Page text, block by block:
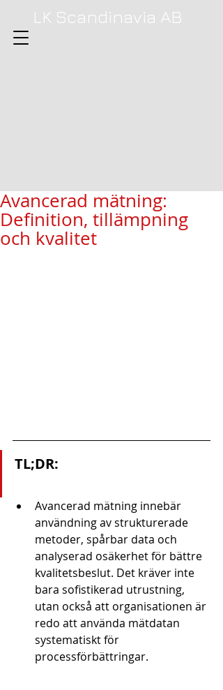
LK Scandinavia AB
Avancerad mätning:
Definition, tillämpning
och kvalitet
TL;DR:
Avancerad mätning innebär
användning av strukturerade
metoder, spårbar data och
analyserad osäkerhet för bättre
kvalitetsbeslut. Det kräver inte
bara sofistikerad utrustning,
utan också att organisationen är
redo att använda mätdatan
systematiskt för
processförbättringar.